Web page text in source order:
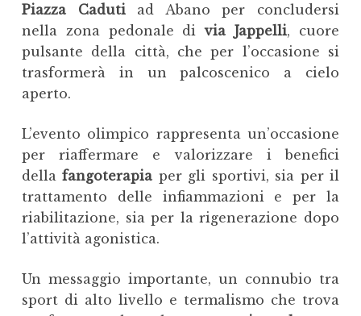
Piazza Cadutiad Abano per concludersi
nella zona pedonale divia Jappelli, cuore
pulsante della città, che per l’occasione si
trasformerà in un palcoscenico a cielo
aperto.
L’evento olimpico rappresenta un’occasione
per riaffermare e valorizzare i benefici
dellafangoterapia per gli sportivi, sia per il
trattamento delle infiammazioni e per la
riabilitazione, sia per la rigenerazione dopo
l’attività agonistica.
Un messaggio importante, un connubio tra
sport di alto livello e termalismo che trova